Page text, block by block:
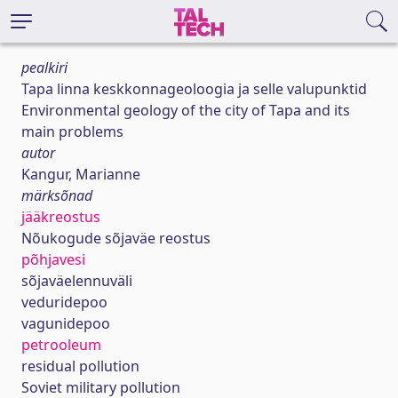
pealkiri
Tapa linna keskkonnageoloogia ja selle valupunktid
Environmental geology of the city of Tapa and its
main problems
autor
Kangur, Marianne
märksõnad
jääkreostus
Nõukogude sõjaväe reostus
põhjavesi
sõjaväelennuväli
veduridepoo
vagunidepoo
petrooleum
residual pollution
Soviet military pollution